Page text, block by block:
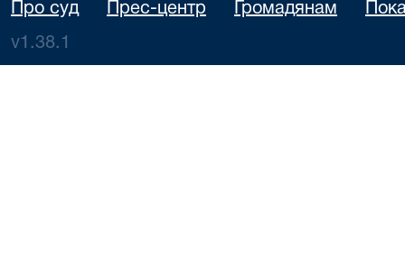
Про суд Прес-центр Громадянам
v1.38.1